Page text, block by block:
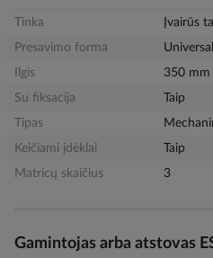
Tinka
Įvairūs
Presavimo forma
Ilgis
350 mm
Su fiksacija
Taip
Tipas
Keičiami įdėklai
Taip
Matricų skaičius
3
Gamintojas arba atstovas